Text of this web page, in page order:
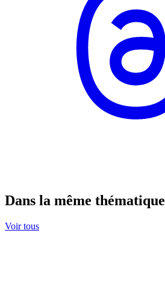
Dans la même thématique
Voir tous